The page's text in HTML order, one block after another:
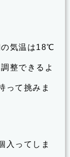
の気温は18℃
整できるよ
って挑みま
入ってしま